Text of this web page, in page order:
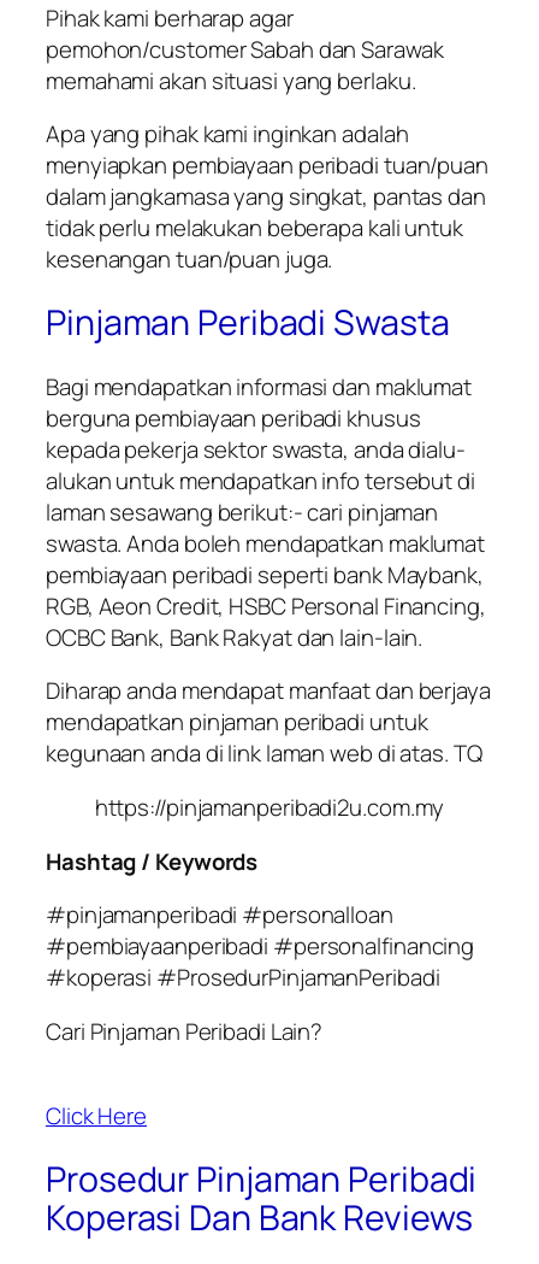
Pihak kami berharap agar
pemohon/customer Sabah dan Sarawak
memahami akan situasi yang berlaku.
Apa yang pihak kami inginkan adalah
menyiapkan pembiayaan peribadi tuan/puan
dalam jangkamasa yang singkat, pantas dan
tidak perlu melakukan beberapa kali untuk
kesenangan tuan/puan juga.
Pinjaman Peribadi Swasta
Bagi mendapatkan informasi dan maklumat
berguna pembiayaan peribadi khusus
kepada pekerja sektor swasta, anda dialu-
alukan untuk mendapatkan info tersebut di
laman sesawang berikut:- cari pinjaman
swasta. Anda boleh mendapatkan maklumat
pembiayaan peribadi seperti bank Maybank,
RGB, Aeon Credit, HSBC Personal Financing,
OCBC Bank, Bank Rakyat dan lain-lain.
Diharap anda mendapat manfaat dan berjaya
mendapatkan pinjaman peribadi untuk
kegunaan anda di link laman web di atas. TQ
https://pinjamanperibadi2u.com.my
Hashtag / Keywords
#pinjamanperibadi #personalloan
#pembiayaanperibadi #personalfinancing
#koperasi #ProsedurPinjamanPeribadi
Cari Pinjaman Peribadi Lain?
Click Here
Prosedur Pinjaman Peribadi
Koperasi Dan Bank Reviews